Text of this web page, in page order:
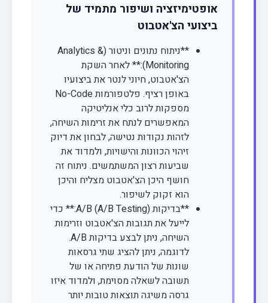
אופטימיזציה ושיפור מתמיד של
ביצועי הצ'אטבוט
**ניתוח נתונים וניטור (Analytics &
Monitoring):** לאחר השקת
הצ'אטבוט, חיוני לנטר את ביצועיו
באופן רציף. פלטפורמות No-Code
מספקות לרוב כלי אנליטיקה
המאפשרים לנתח את זרימות השיחה,
לזהות נקודות נטישה, לבחון את דיוק
זיהוי הכוונות והישויות, ולמדוד את
שביעות רצון המשתמשים. ניתוח זה
חושף היכן הצ'אטבוט מצליח והיכן
הוא זקוק לשיפור.
**בדיקות A/B (A/B Testing):** כדי
לייעל את תגובות הצ'אטבוט וזרימות
השיחה, ניתן לבצע בדיקות A/B.
לדוגמה, ניתן להציג שתי גרסאות
שונות של הודעת פתיחה או של
תשובה לשאלה מסוימת, ולמדוד איזו
גרסה משיגה תוצאות טובות יותר